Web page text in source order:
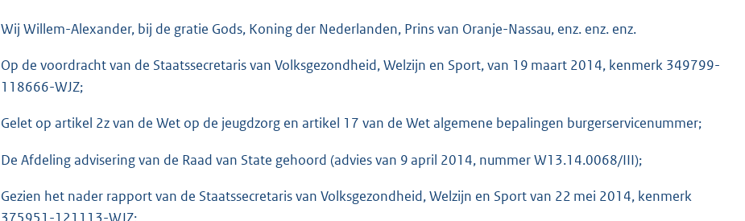
g
o
e
7
Wij Willem-Alexander, bij de gratie Gods, Koning der Nederlanden, Prins van Oranje-Nassau, enz. enz. enz.
Op de voordracht van de Staatssecretaris van Volksgezondheid, Welzijn en Sport, van 19 maart 2014, kenmerk 349799-
118666-WJZ;
Gelet op artikel 2z van de Wet op de jeugdzorg en artikel 17 van de Wet algemene bepalingen burgerservicenummer;
De Afdeling advisering van de Raad van State gehoord (advies van 9 april 2014, nummer W13.14.0068/III);
Gezien het nader rapport van de Staatssecretaris van Volksgezondheid, Welzijn en Sport van 22 mei 2014, kenmerk